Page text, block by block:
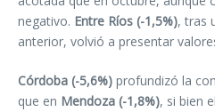
negativo. Entre Ríos (-1,5%), tras
anterior, volvió a presentar
Córdoba (-5,6%) profundizó la
que en Mendoza (-1,8%), si bien